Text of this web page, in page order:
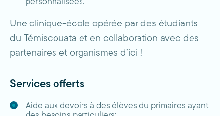
personnalisées.
Une clinique-école opérée par des étudiants
du Témiscouata et en collaboration avec des
partenaires et organismes d’ici !
Services offerts
Aide aux devoirs à des élèves du primaires ayant